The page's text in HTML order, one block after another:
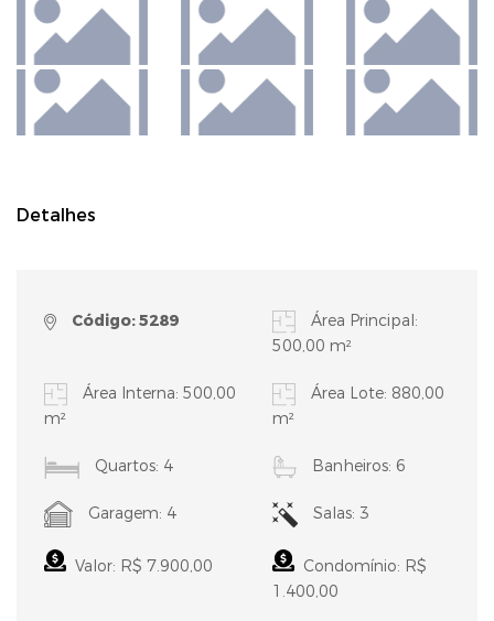
Detalhes
Código: 5289
Área Principal:
500,00 m²
Área Interna: 500,00
m²
Área Lote: 880,00
m²
Quartos: 4 Banheiros: 6
Garagem: 4 Salas: 3
Valor: R$ 7.900,00
Condomínio: R$
1.400,00